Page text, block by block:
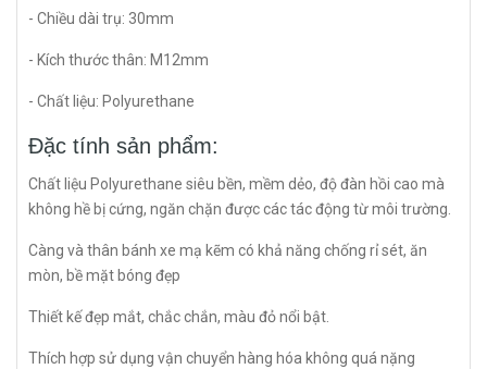
- Chiều dài trụ: 30mm
- Kích thước thân: M12mm
- Chất liệu: Polyurethane
Đặc tính sản phẩm:
Chất liệu Polyurethane siêu bền, mềm dẻo, độ đàn hồi cao mà
không hề bị cứng, ngăn chặn được các tác động từ môi trường.
Càng và thân bánh xe mạ kẽm có khả năng chống rỉ sét, ăn
mòn, bề mặt bóng đẹp
Thiết kế đẹp mắt, chắc chắn, màu đỏ nổi bật.
Thích hợp sử dụng vận chuyển hàng hóa không quá nặng